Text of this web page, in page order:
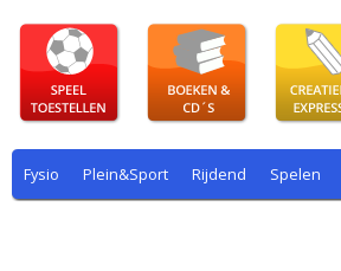
Fysio Plein&Sport Rijdend Spelen